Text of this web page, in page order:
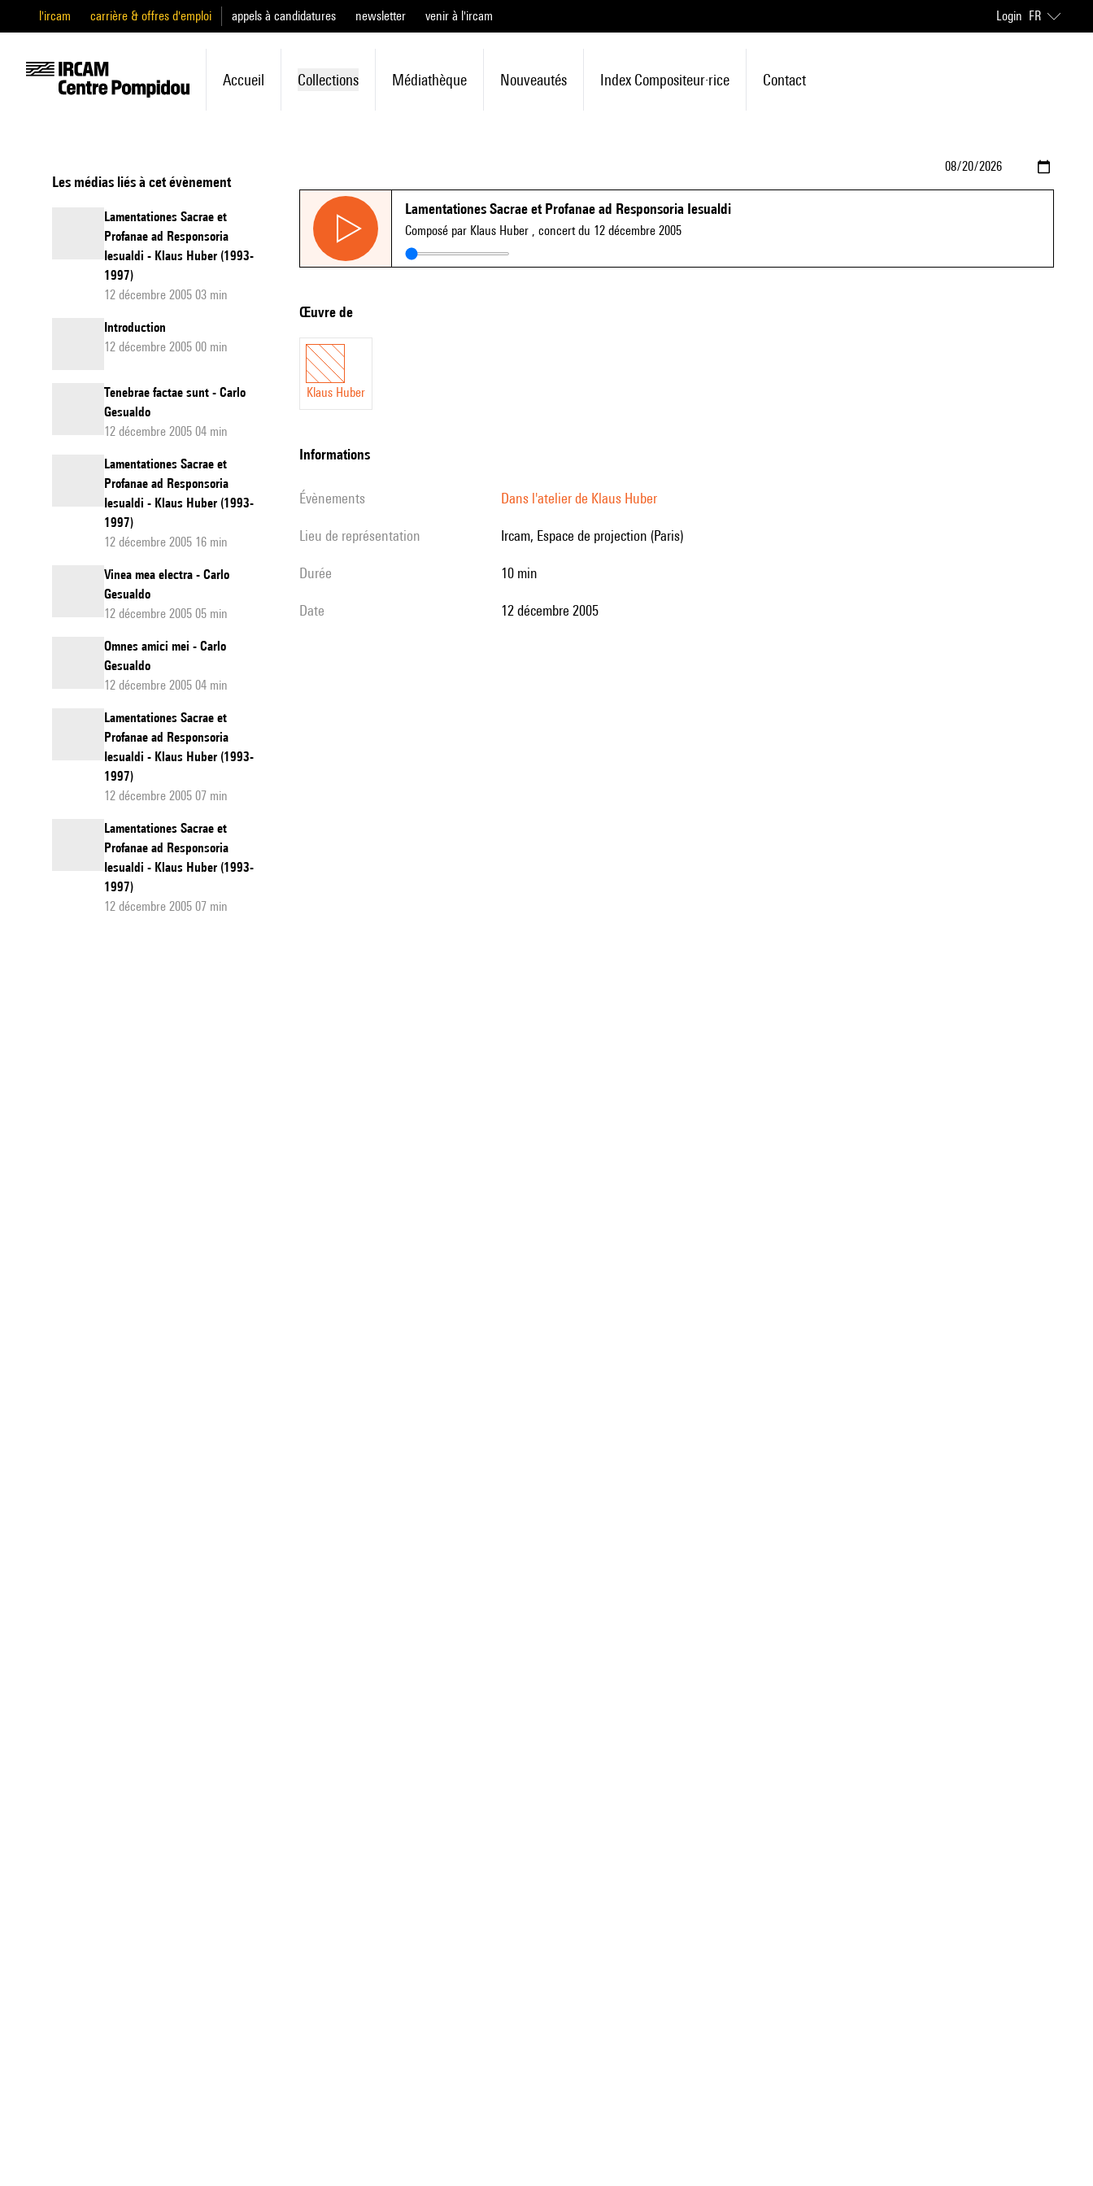
l'ircam carrière & offres d'emploi appels à candidatures newsletter venir à l'ircam Login FR
Accueil Collections Médiathèque Nouveautés Index Compositeur·rice Contact
Les médias liés à cet évènement
Lamentationes Sacrae et
Profanae ad Responsoria
Iesualdi - Klaus Huber (1993-
1997)
12 décembre 2005 03 min
Introduction
12 décembre 2005 00 min
Tenebrae factae sunt - Carlo
Gesualdo
12 décembre 2005 04 min
Lamentationes Sacrae et
Profanae ad Responsoria
Iesualdi - Klaus Huber (1993-
1997)
12 décembre 2005 16 min
Vinea mea electra - Carlo
Gesualdo
12 décembre 2005 05 min
Omnes amici mei - Carlo
Gesualdo
12 décembre 2005 04 min
Lamentationes Sacrae et
Profanae ad Responsoria
Iesualdi - Klaus Huber (1993-
1997)
12 décembre 2005 07 min
Lamentationes Sacrae et
Profanae ad Responsoria
Iesualdi - Klaus Huber (1993-
1997)
12 décembre 2005 07 min
Lamentationes Sacrae et Profanae ad Responsoria Iesualdi
Composé par Klaus Huber , concert du 12 décembre 2005
Œuvre de
Klaus Huber
informations
évènements Dans l'atelier de Klaus Huber
Lieu de représentation Ircam, Espace de projection (Paris)
durée 10 min
date 12 décembre 2005